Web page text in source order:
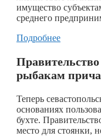
имущество
среднего
Подробнее
рыбакам
Теперь
основаниях
бухте.
место для стоянки,